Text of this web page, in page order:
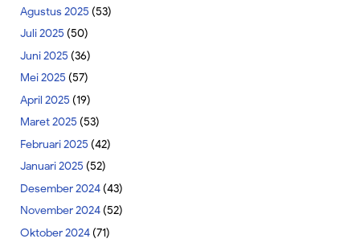
Agustus 2025 (53)
Juli 2025 (50)
Juni 2025 (36)
Mei 2025 (57)
April 2025 (19)
Maret 2025 (53)
Februari 2025 (42)
Januari 2025 (52)
Desember 2024(43)
November 2024(52)
Oktober 2024(71)